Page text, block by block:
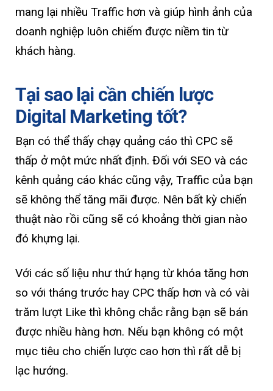
mang lại nhiều Traffic hơn và giúp hình ảnh của
doanh nghiệp luôn chiếm được niềm tin từ
khách hàng.
Tại sao lại cần chiến lược
Digital Marketing tốt?
Bạn có thể thấy chạy quảng cáo thì CPC sẽ
thấp ở một mức nhất định. Đối với SEO và các
kênh quảng cáo khác cũng vậy, Traffic của bạn
sẽ không thể tăng mãi được. Nên bất kỳ chiến
thuật nào rồi cũng sẽ có khoảng thời gian nào
đó khựng lại.
Với các số liệu như thứ hạng từ khóa tăng hơn
so với tháng trước hay CPC thấp hơn và có vài
trăm lượt Like thì không chắc rằng bạn sẽ bán
được nhiều hàng hơn. Nếu bạn không có một
mục tiêu cho chiến lược cao hơn thì rất dễ bị
lạc hướng.